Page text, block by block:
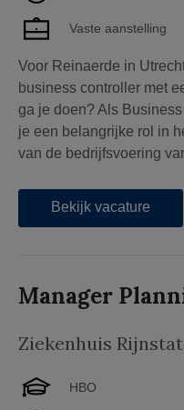
Vaste aanstelling
Voor Reinaerde in
business controller met
ga je doen? Als
je een belangrijke rol in
van de bedrijfsvoering
Bekijk vacature
Manager
Ziekenhuis
HBO